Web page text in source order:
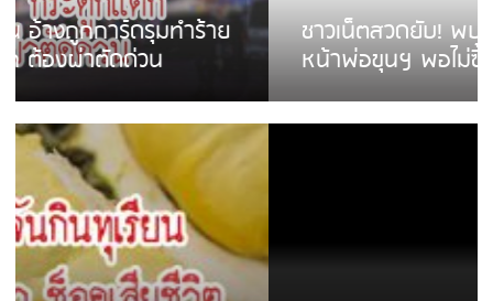
ชาวเน็ตสวดยับ! พบพม่าเร่ขายพวงมาลัย
หน้าพ่อขุนฯ พอไม่ซื้อเดินตาม